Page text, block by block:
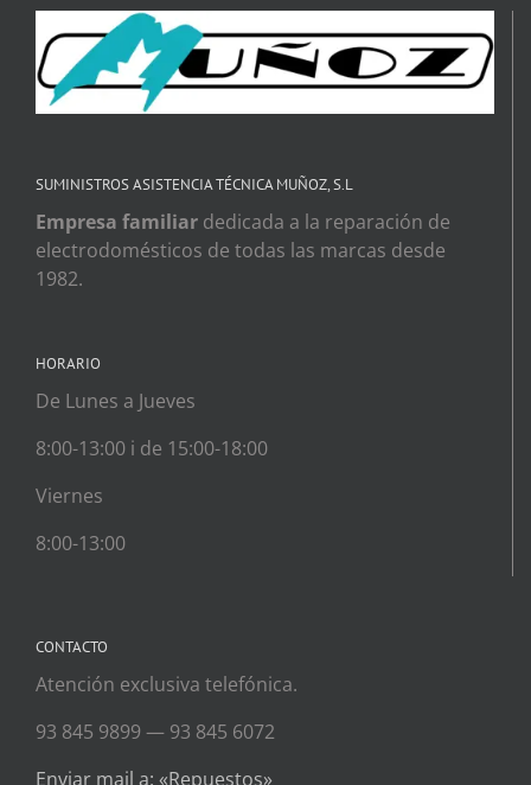
SUMINISTROS ASISTENCIA TÉCNICA MUÑOZ, S.L
Empresa familiar dedicada a la reparación de
electrodomésticos de todas las marcas desde
1982.
HORARIO
De Lunes a Jueves
8:00-13:00 i de 15:00-18:00
Viernes
8:00-13:00
CONTACTO
Atención exclusiva telefónica.
93 845 9899 — 93 845 6072
Enviar mail a: «Repuestos»